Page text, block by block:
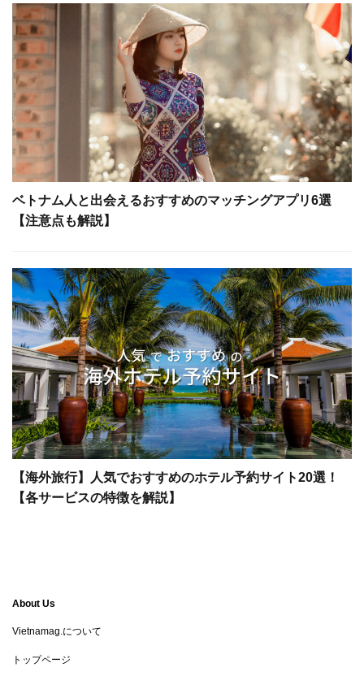
ベトナム人と出会えるおすすめのマッチングアプリ6選
【注意点も解説】
【海外旅行】人気でおすすめのホテル予約サイト20選！
【各サービスの特徴を解説】
About Us
Vietnamag.について
トップページ